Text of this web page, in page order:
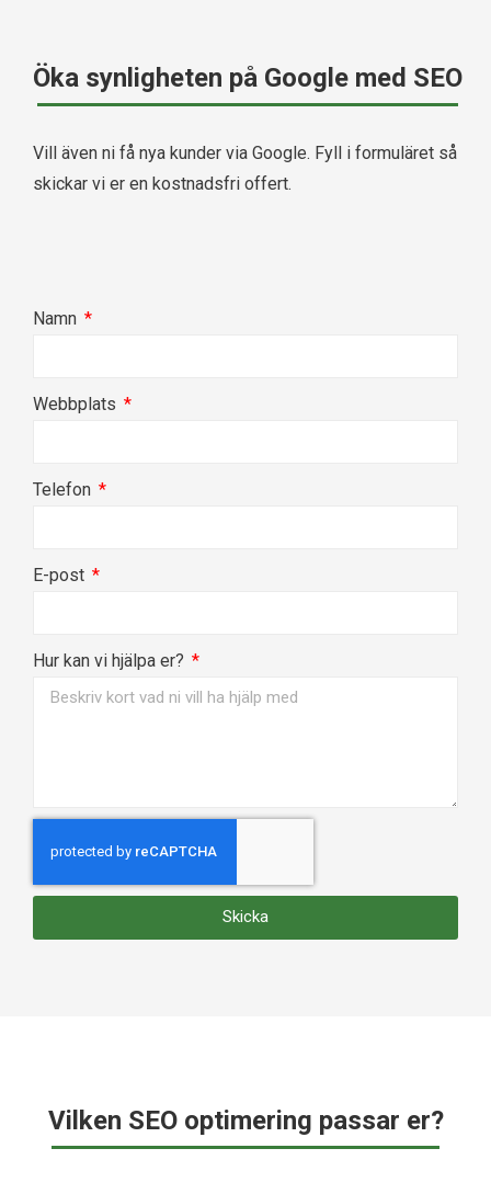
Öka synligheten på Google med SEO
Vill även ni få nya kunder via Google. Fyll i formuläret så
skickar vi er en kostnadsfri offert.
Namn
Webbplats
Telefon
E-post
Hur kan vi hjälpa er?
Skicka
Vilken SEO optimering passar er?